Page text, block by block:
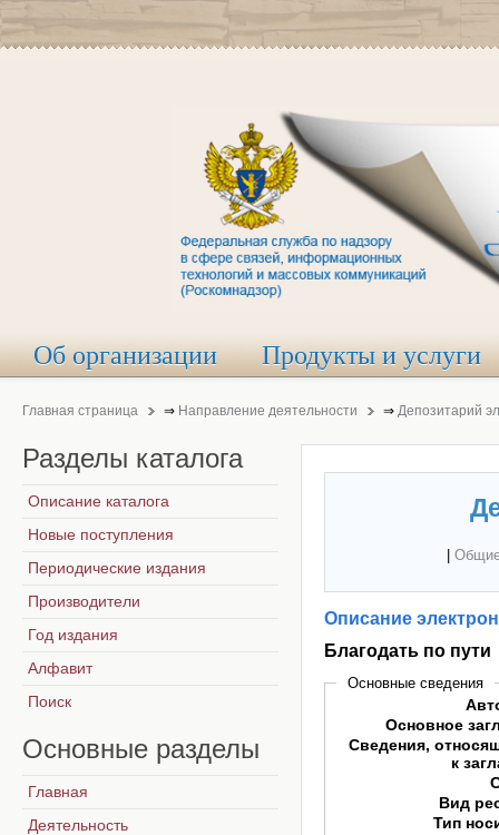
Об организации Продукты и услуги
Главная страница ⇒ Направление деятельности ⇒ Депозитарий
Описание
Благодать по пути
Основные сведения
Основное
Сведения,
к
Вид
Тип
Разделы каталога
Описание каталога
Новые поступления
Периодические издания
Производители
Год издания
Алфавит
Поиск
Основные разделы
Главная
Деятельность